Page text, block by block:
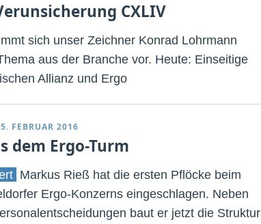
CXLIV
sich unser Zeichner Konrad Lohrmann
aus der Branche vor. Heute: Einseitige
Allianz und Ergo
FEBRUAR 2016
dem Ergo-Turm
Markus Rieß hat die ersten Pflöcke beim
Ergo-Konzerns eingeschlagen. Neben
baut er jetzt die Struktur